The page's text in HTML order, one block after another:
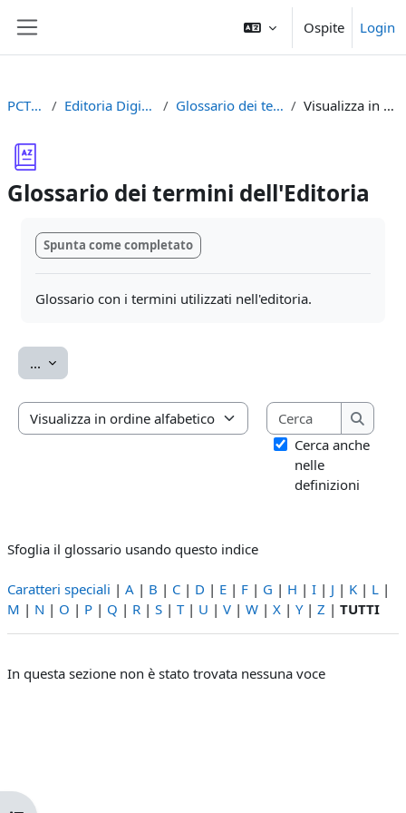
Ospite Login
PCTO2023 Editoria Digitale Accademica Glossario dei termini dell'Editoria Visualizza in ordine alfabetico
Glossario dei termini dell'Editoria
Spunta come completato
Glossario con i termini utilizzati nell'editoria.
... Esporta voci
Sfoglia il glossario usando questo indice
Cerca
Cerca
Cerca anche
nelle
definizioni
Sfoglia il glossario usando questo indice
Caratteri speciali | A | B | C | D | E | F | G | H | I | J | K | L |
M | N | O | P | Q | R | S | T| U | V | W | X | Y| Z | TUTTI
In questa sezione non è stato trovata nessuna voce